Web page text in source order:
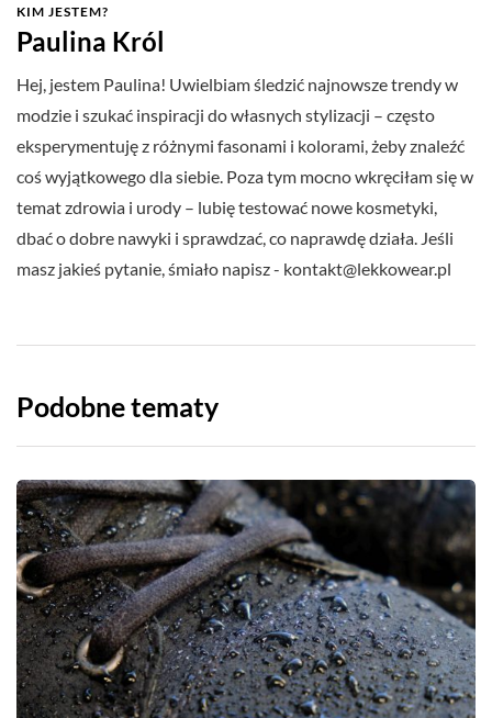
KIM JESTEM?
Paulina Król
Hej, jestem Paulina! Uwielbiam śledzić najnowsze trendy w
modzie i szukać inspiracji do własnych stylizacji – często
eksperymentuję z różnymi fasonami i kolorami, żeby znaleźć
coś wyjątkowego dla siebie. Poza tym mocno wkręciłam się w
temat zdrowia i urody – lubię testować nowe kosmetyki,
dbać o dobre nawyki i sprawdzać, co naprawdę działa. Jeśli
masz jakieś pytanie, śmiało napisz - kontakt@lekkowear.pl
Podobne tematy